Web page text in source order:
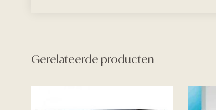
Gerelateerde producten